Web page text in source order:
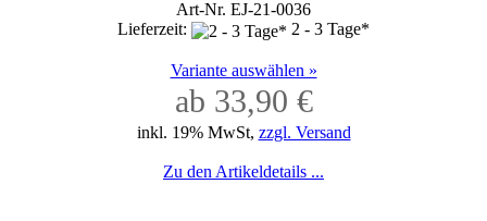
Art-Nr. EJ-21-0036
Lieferzeit:
2 - 3 Tage*
Variante auswählen »
ab 33,90 €
inkl. 19% MwSt, zzgl. Versand
Zu den Artikeldetails ...